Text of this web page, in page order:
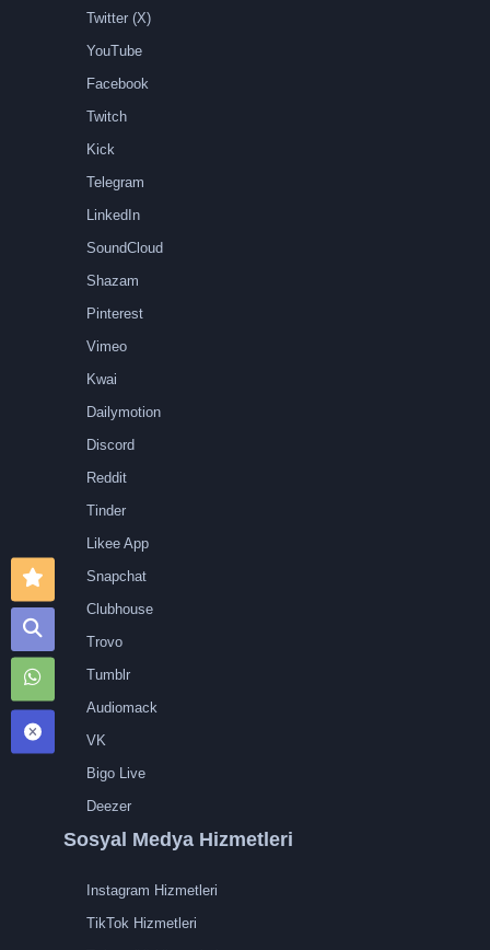
Twitter (X)
YouTube
Facebook
Twitch
Kick
Telegram
LinkedIn
SoundCloud
Shazam
Pinterest
Vimeo
Kwai
Dailymotion
Discord
Reddit
Tinder
Likee App
Snapchat
Clubhouse
Trovo
Tumblr
Audiomack
VK
Bigo Live
Deezer
Sosyal Medya Hizmetleri
Instagram Hizmetleri
TikTok Hizmetleri